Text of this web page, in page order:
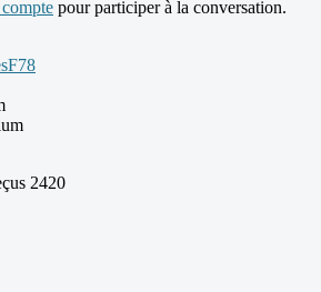
pour participer à la conversation.
2420